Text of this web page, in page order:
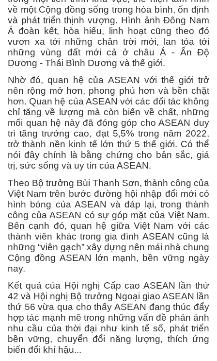
về một Cộng đồng sống trong hòa bình, ổn định
và phát triển thịnh vượng. Hình ảnh Đông Nam
Á đoàn kết, hòa hiếu, linh hoạt cũng theo đó
vươn xa tới những chân trời mới, lan tỏa tới
những vùng đất mới cả ở châu Á - Ấn Độ
Dương - Thái Bình Dương và thế giới.
Nhờ đó, quan hệ của ASEAN với thế giới trở
nên rộng mở hơn, phong phú hơn và bền chặt
hơn. Quan hệ của ASEAN với các đối tác không
chỉ tăng về lượng mà còn biến về chất, những
mối quan hệ này đã đóng góp cho ASEAN duy
trì tăng trưởng cao, đạt 5,5% trong năm 2022,
trở thành nền kinh tế lớn thứ 5 thế giới. Có thể
nói đây chính là bằng chứng cho bản sắc, giá
trị, sức sống và uy tín của ASEAN.
Theo Bộ trưởng Bùi Thanh Sơn, thành công của
Việt Nam trên bước đường hội nhập đổi mới có
hình bóng của ASEAN và đáp lại, trong thành
công của ASEAN có sự góp mặt của Việt Nam.
Bên cạnh đó, quan hệ giữa Việt Nam với các
thành viên khác trong gia đình ASEAN cũng là
những “viên gạch” xây dựng nên mái nhà chung
Cộng đồng ASEAN lớn mạnh, bền vững ngày
nay.
Kết quả của Hội nghị Cấp cao ASEAN lần thứ
42 và Hội nghị Bộ trưởng Ngoại giao ASEAN lần
thứ 56 vừa qua cho thấy ASEAN đang thúc đẩy
hợp tác mạnh mẽ trong những vấn đề phản ánh
nhu cầu của thời đại như kinh tế số, phát triển
bền vững, chuyển đổi năng lượng, thích ứng
biến đổi khí hậu...